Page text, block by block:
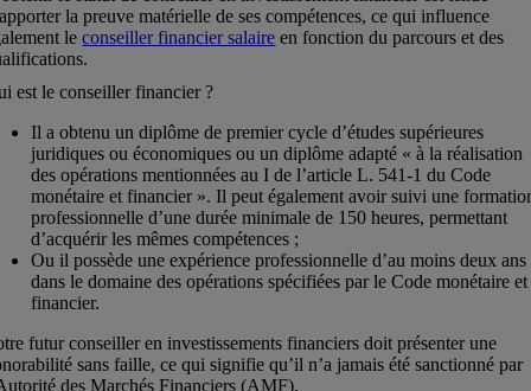
la preuve matérielle de ses compétences, ce qui influence
leconseiller financier salaire en fonction du parcours et des
est le conseiller financier ?
Il a obtenu un diplôme de premier cycle d’études supérieures
juridiques ou économiques ou un diplôme adapté « à la réalisation
des opérations mentionnées au I de l’article L. 541-1 du Code
monétaire et financier ». Il peut également avoir suivi une
professionnelle d’une durée minimale de 150 heures, permettant
d’acquérir les mêmes compétences ;
Ou il possède une expérience professionnelle d’au moins deux ans
dans le domaine des opérations spécifiées par le Code monétaire et
financier.
futur conseiller en investissements financiers doit présenter une
sans faille, ce qui signifie qu’il n’a jamais été sanctionné par
des Marchés Financiers (AMF).